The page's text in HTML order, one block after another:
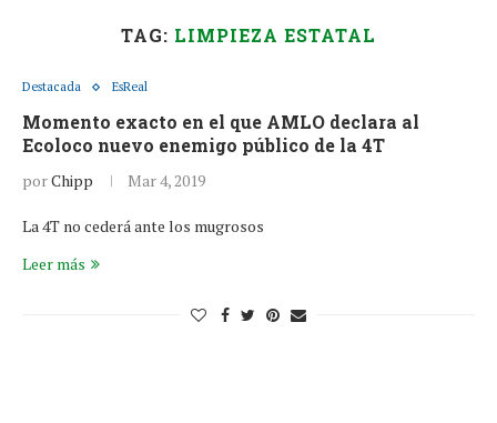
TAG: LIMPIEZA ESTATAL
Destacada EsReal
Momento exacto en el que AMLO declara al
Ecoloco nuevo enemigo público de la 4T
porChipp Mar 4, 2019
La 4T no cederá ante los mugrosos
Leer más